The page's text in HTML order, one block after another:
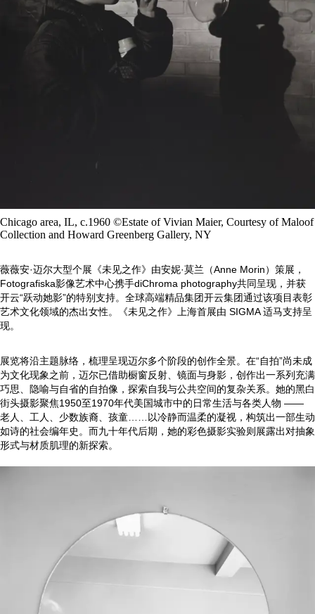
Chicago area, IL, c.1960 ©Estate of Vivian Maier, Courtesy of Maloof
Collection and Howard Greenberg Gallery, NY
薇薇安·迈尔大型个展《未见之作》由安妮·莫兰（Anne Morin）策展，
Fotografiska影像艺术中心携手diChroma photography共同呈现，并获
开云“跃动她影”的特别支持。全球高端精品集团开云集团通过该项目表彰
艺术文化领域的杰出女性。《未见之作》上海首展由 SIGMA 适马支持呈
现。
展览将沿主题脉络，梳理呈现迈尔多个阶段的创作全景。在“自拍”尚未成
为文化现象之前，迈尔已借助橱窗反射、镜面与身影，创作出一系列充满
巧思、隐喻与自省的自拍像，探索自我与公共空间的复杂关系。她的黑白
街头摄影聚焦1950至1970年代美国城市中的日常生活与各类人物 ——
老人、工人、少数族裔、孩童……以冷静而温柔的凝视，构筑出一部生动
如诗的社会编年史。而九十年代后期，她的彩色摄影实验则展露出对抽象
形式与材质肌理的新探索。